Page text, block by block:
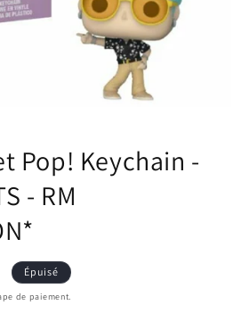
Pop! Keychain -
- RM
Épuisé
de paiement.